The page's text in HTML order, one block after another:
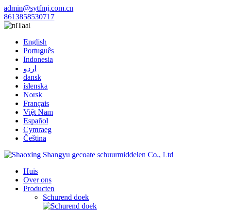
admin@sytfmj.com.cn
8613858530717
Taal
English
Português
Indonesia
اردو
dansk
íslenska
Norsk
Français
Việt Nam
Español
Cymraeg
Čeština
Huis
Over ons
Producten
Schurend doek